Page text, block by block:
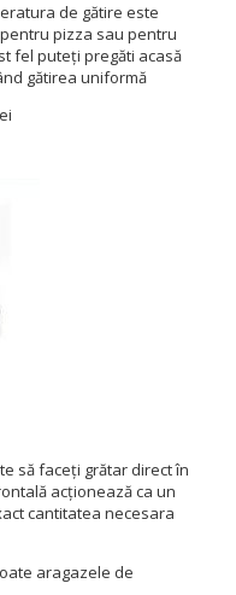
de gătire este
pizza sau pentru
fel puteți pregăti acasă
gătirea uniformă
să faceți grătar direct în
acționează ca un
cantitatea necesara
aragazele de